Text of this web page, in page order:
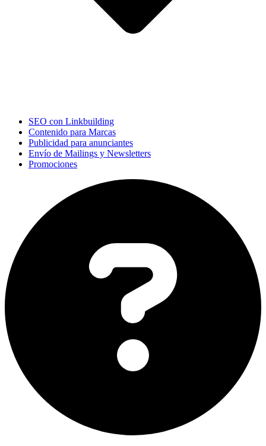
SEO con Linkbuilding
Contenido para Marcas
Publicidad para anunciantes
Envío de Mailings y Newsletters
Promociones